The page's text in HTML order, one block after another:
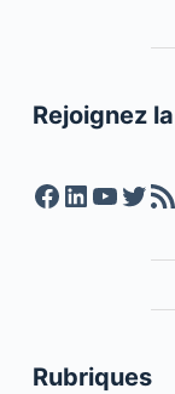
Rejoignez
Facebook
LinkedIn
Rubriques